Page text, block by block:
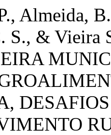
Almeida,
S., & Vieira